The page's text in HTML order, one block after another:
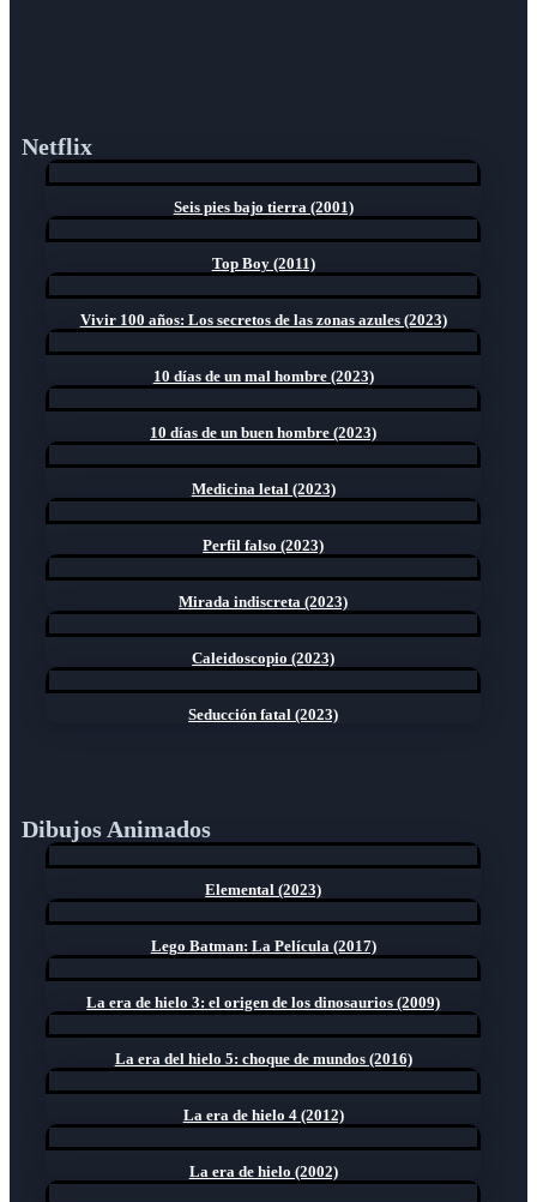
Netflix
Seis pies bajo tierra (2001)
Top Boy (2011)
Vivir 100 años: Los secretos de las zonas azules (2023)
10 días de un mal hombre (2023)
10 días de un buen hombre (2023)
Medicina letal (2023)
Perfil falso (2023)
Mirada indiscreta (2023)
Caleidoscopio (2023)
Seducción fatal (2023)
Dibujos Animados
Elemental (2023)
Lego Batman: La Película (2017)
La era de hielo 3: el origen de los dinosaurios (2009)
La era del hielo 5: choque de mundos (2016)
La era de hielo 4 (2012)
La era de hielo (2002)